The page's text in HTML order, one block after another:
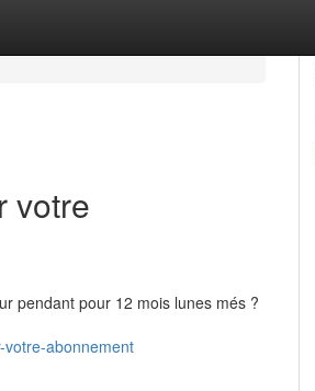
votre
pendant pour 12 mois lunes més ?
votre-abonnement